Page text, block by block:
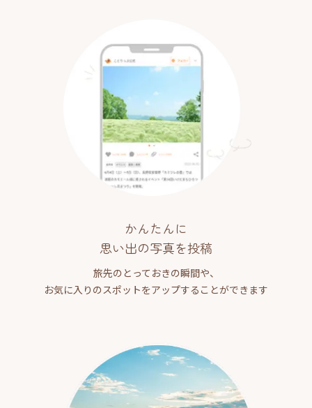
かんたんに
思い出の写真を投稿
旅先のとっておきの瞬間や、
お気に入りのスポットをアップすることができます